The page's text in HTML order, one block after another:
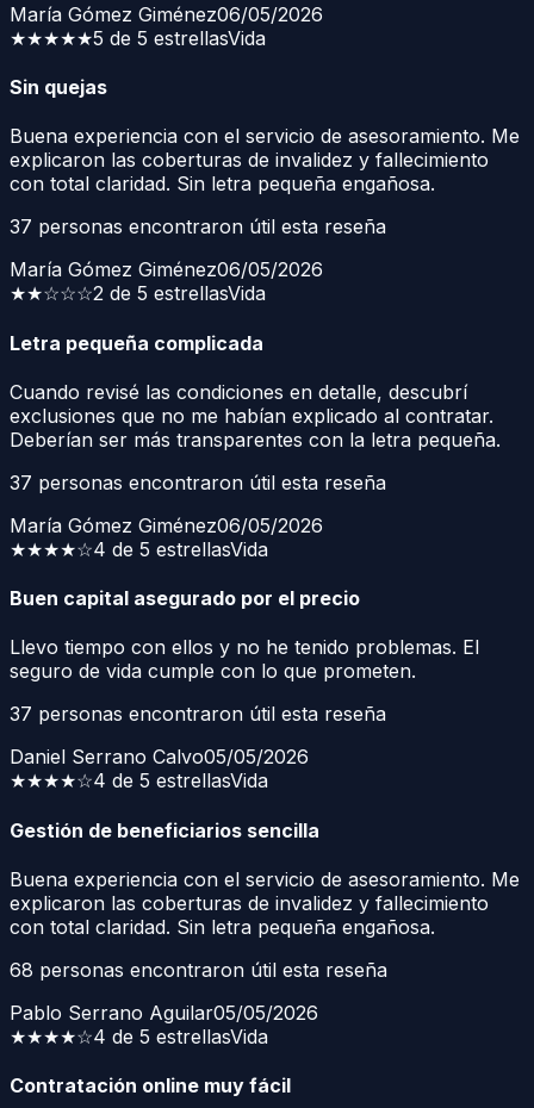
María Gómez Giménez06/05/2026
★★★★★5 de 5 estrellasVida
Sin quejas
Buena experiencia con el servicio de asesoramiento. Me
explicaron las coberturas de invalidez y fallecimiento
con total claridad. Sin letra pequeña engañosa.
37 personas encontraron útil esta reseña
María Gómez Giménez06/05/2026
★★☆☆☆2 de 5 estrellasVida
Letra pequeña complicada
Cuando revisé las condiciones en detalle, descubrí
exclusiones que no me habían explicado al contratar.
Deberían ser más transparentes con la letra pequeña.
37 personas encontraron útil esta reseña
María Gómez Giménez06/05/2026
★★★★☆4 de 5 estrellasVida
Buen capital asegurado por el precio
Llevo tiempo con ellos y no he tenido problemas. El
seguro de vida cumple con lo que prometen.
37 personas encontraron útil esta reseña
Daniel Serrano Calvo05/05/2026
★★★★☆4 de 5 estrellasVida
Gestión de beneficiarios sencilla
Buena experiencia con el servicio de asesoramiento. Me
explicaron las coberturas de invalidez y fallecimiento
con total claridad. Sin letra pequeña engañosa.
68 personas encontraron útil esta reseña
Pablo Serrano Aguilar05/05/2026
★★★★☆4 de 5 estrellasVida
Contratación online muy fácil